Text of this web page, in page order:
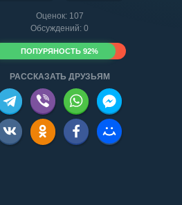
НравитсяОценок: 107
Обсуждений: 0
ПОПУРЯНОСТЬ 92%